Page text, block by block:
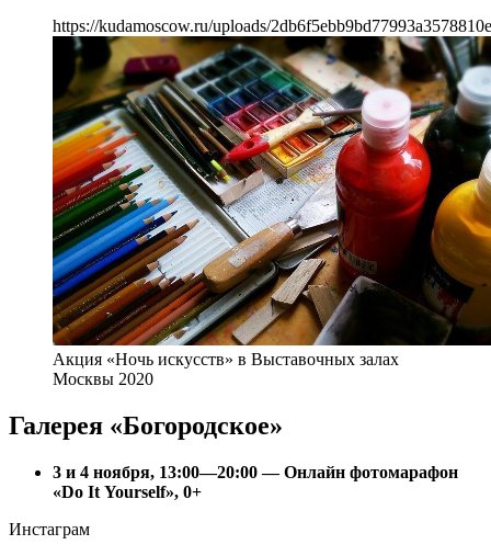
https://kudamoscow.ru/uploads/
Акция «Ночь искусств» в Выставочных залах
Москвы 2020
Галерея «Богородское»
3 и 4 ноября, 13:00—20:00 — Онлайн фотомарафон
«Do It Yourself», 0+
Инстаграм